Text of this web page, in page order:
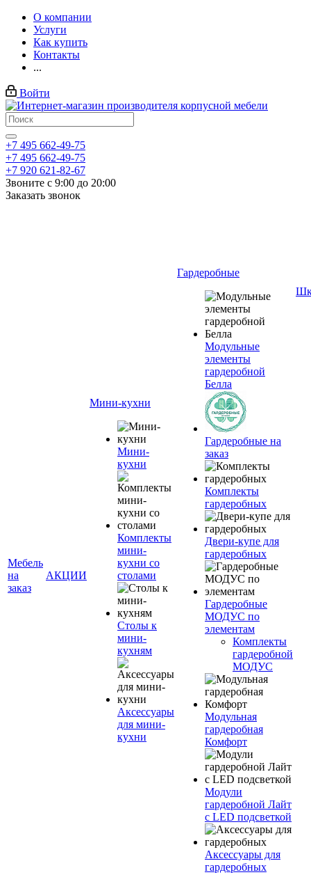
О компании
Услуги
Как купить
Контакты
...
Войти
+7 495 662-49-75
+7 495 662-49-75
+7 920 621-82-67
Звоните с 9:00 до 20:00
Заказать звонок
Мебель
на
заказ
АКЦИИ
Мини-кухни
Мини-
кухни
Комплекты
мини-
кухни со
столами
Столы к
мини-
кухням
Аксессуары
для мини-
кухни
Гардеробные
Модульные
элементы
гардеробной
Белла
Гардеробные на
заказ
Комплекты
гардеробных
Двери-купе для
гардеробных
Гардеробные
МОДУС по
элементам
Комплекты
гардеробной
МОДУС
Модульная
гардеробная
Комфорт
Модули
гардеробной Лайт
с LED подсветкой
Аксессуары для
гардеробных